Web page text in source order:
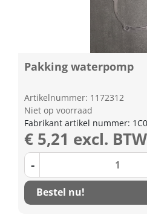
Pakking waterpomp
Artikelnummer: 1172312
Niet op voorraad
Fabrikant artikel nummer:
€ 5,21 excl. BTW
-
Bestel nu!